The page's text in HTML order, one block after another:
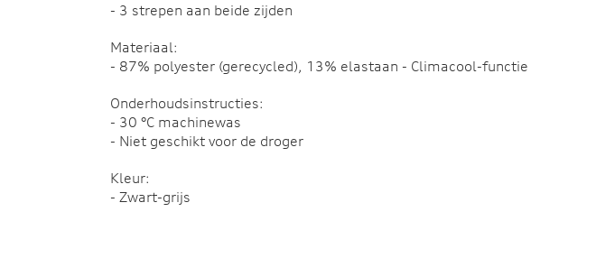
- 3 strepen aan beide zijden
Materiaal:
- 87% polyester (gerecycled), 13% elastaan - Climacool-functie
Onderhoudsinstructies:
- 30 °C machinewas
- Niet geschikt voor de droger
Kleur:
- Zwart-grijs